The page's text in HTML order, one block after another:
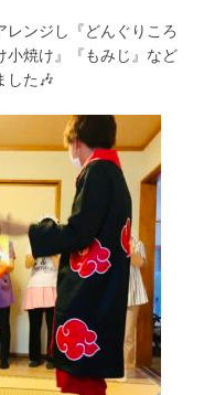
レンジし『どんぐりころ
小焼け』『もみじ』など
した🎶